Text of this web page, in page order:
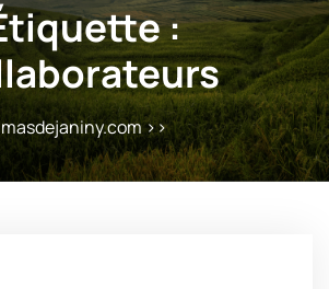
:
masdejaniny.com>>